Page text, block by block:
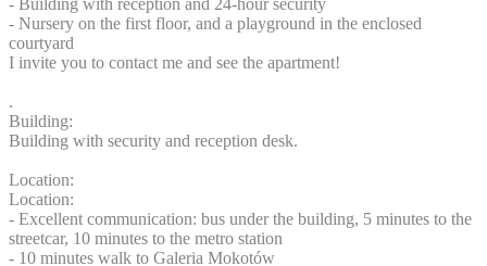
- Building with reception and 24-hour security
- Nursery on the first floor, and a playground in the enclosed
courtyard
I invite you to contact me and see the apartment!
.
Building:
Building with security and reception desk.
Location:
Location:
- Excellent communication: bus under the building, 5 minutes to the
streetcar, 10 minutes to the metro station
- 10 minutes walk to Galeria Mokotów